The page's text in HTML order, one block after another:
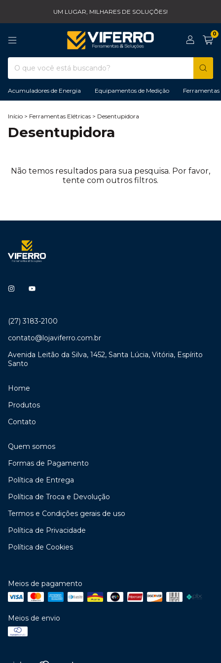
UM LUGAR, MILHARES DE SOLUÇÕES!
0
Acumuladores de Energia Equipamentos de Medição
Início > Ferramentas Elétricas > Desentupidora
Desentupidora
Não temos resultados para sua pesquisa. Por favor,
tente com outros filtros.
(27) 3183-2100
contato@lojaviferro.com.br
Avenida Leitão da Silva, 1452, Santa Lúcia, Vitória, Espírito
Santo
Home
Produtos
Contato
Quem somos
Formas de Pagamento
Política de Entrega
Política de Troca e Devolução
Termos e Condições gerais de uso
Política de Privacidade
Política de Cookies
Meios de pagamento
Meios de envio